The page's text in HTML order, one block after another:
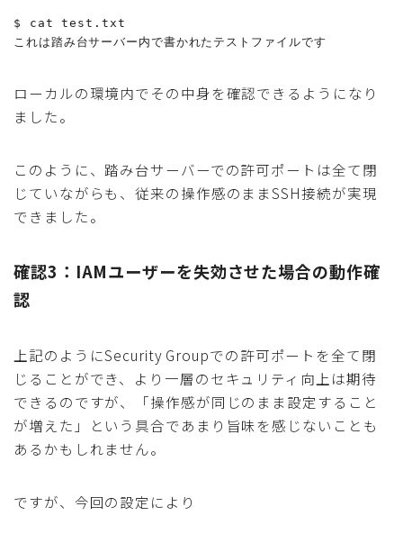
$ cat test.txt
ローカルの環境内でその中身を確認できるようになり
ました。
このように、踏み台サーバーでの許可ポートは全て閉
じていながらも、従来の操作感のままSSH接続が実現
できました。
確認3：IAMユーザーを失効させた場合の動作確
認
上記のようにSecurity Groupでの許可ポートを全て閉
じることができ、より一層のセキュリティ向上は期待
できるのですが、「操作感が同じのまま設定すること
が増えた」という具合であまり旨味を感じないことも
あるかもしれません。
ですが、今回の設定により